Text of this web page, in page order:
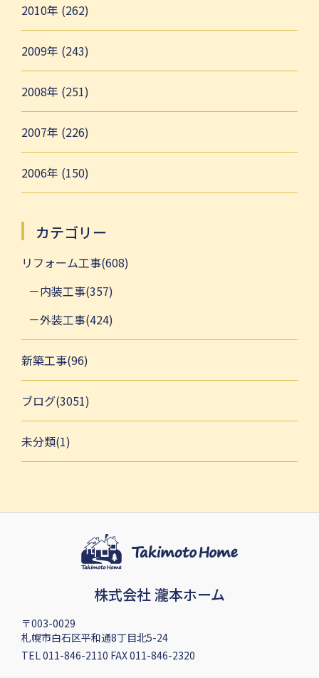
2010年 (262)
2009年 (243)
2008年 (251)
2007年 (226)
2006年 (150)
カテゴリー
リフォーム工事(608)
内装工事(357)
外装工事(424)
新築工事(96)
ブログ(3051)
未分類(1)
株式会社 瀧本ホーム
〒003-0029
札幌市白石区平和通8丁目北5-24
TEL 011-846-2110 FAX 011-846-2320